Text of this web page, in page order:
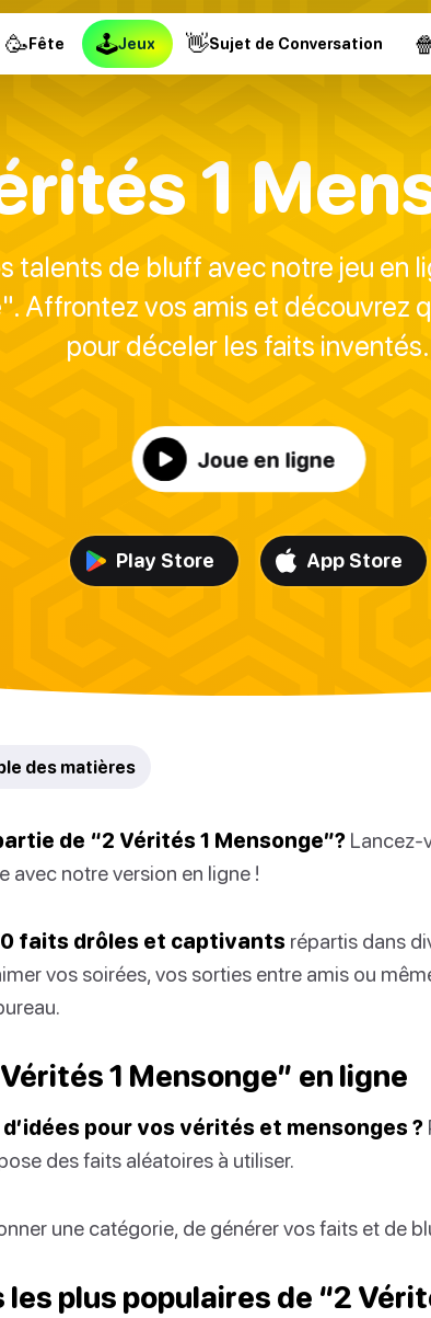
🥳Fête 🕹Jeux 👋Sujet de Conversation 🍿
1
talents de bluff avec notre jeu en
Affrontez vos amis et découvrez
pour déceler les faits inventés.
Joue en ligne
Play Store App Store
des matières
de “2 Vérités 1 Mensonge”? Lancez-
avec notre version en ligne !
faits drôles et captivants répartis dans
vos soirées, vos sorties entre amis ou
1 Mensonge” en ligne
pour vos vérités et mensonges ?
des faits aléatoires à utiliser.
une catégorie, de générer vos faits et de
plus populaires de “2